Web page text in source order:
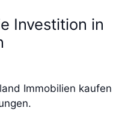
Investition in
Immobilien kaufen